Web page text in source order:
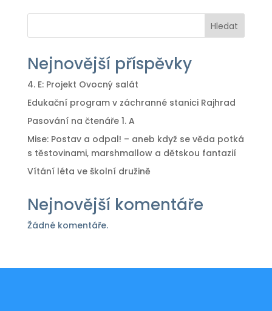
Hledat
Nejnovější příspěvky
4. E: Projekt Ovocný salát
Edukační program v záchranné stanici Rajhrad
Pasování na čtenáře 1. A
Mise: Postav a odpal! – aneb když se věda potká
s těstovinami, marshmallow a dětskou fantazií
Vítání léta ve školní družině
Nejnovější komentáře
Žádné komentáře.